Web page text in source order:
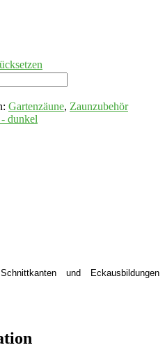
Gartenzäune, Zaunzubehör
dunkel
und Eckausbildungen